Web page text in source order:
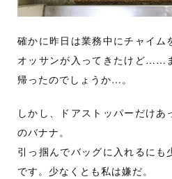
確かに昨日は業務中にチャイム
オッサンが入ってきたけど……
帰ったのでしょうか…。
しかし、ドアストッパーだけ
のバナナ。
引っ掴んでバッグに入れるにも
です。少なくとも私は嫌だ。